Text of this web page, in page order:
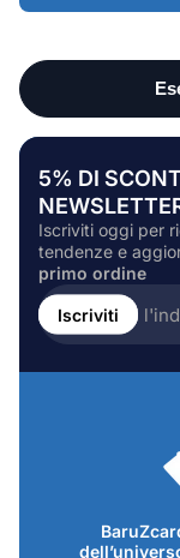
5% DI
Iscriviti oggi per
tendenze e
primo ordine
Inserire
l'indirizzo
e-
Iscriviti